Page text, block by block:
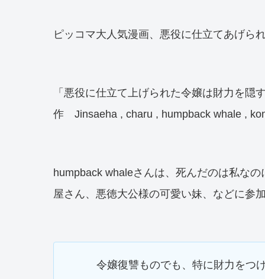
ピッコマ大人気漫画、悪役に仕立てあげら
「悪役に仕立て上げられた令嬢は財力を隠す
作 Jinsaeha , charu , humpback whale ,
humpback whaleさんは、死んだのは私な
屋さん、悪徳大公様の可愛い妹、などに参
令嬢復讐ものでも、特に財力をつ